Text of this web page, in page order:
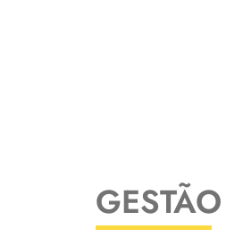
GESTÃO